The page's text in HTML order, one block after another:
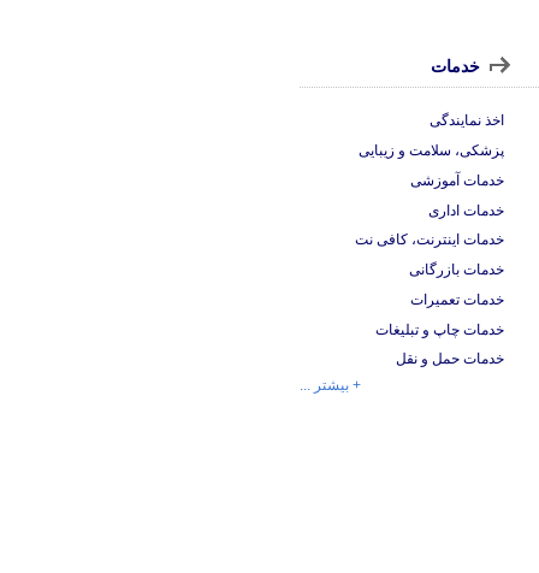
خدمات
اخذ نمایندگی
پزشکی، سلامت و زیبایی
خدمات آموزشی
خدمات اداری
خدمات اینترنت، کافی نت
خدمات بازرگانی
خدمات تعمیرات
خدمات چاپ و تبلیغات
خدمات حمل و نقل
+ بیشتر ...